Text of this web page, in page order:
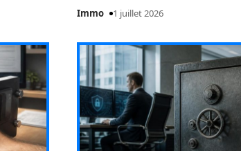
Immo 1 juillet 2026